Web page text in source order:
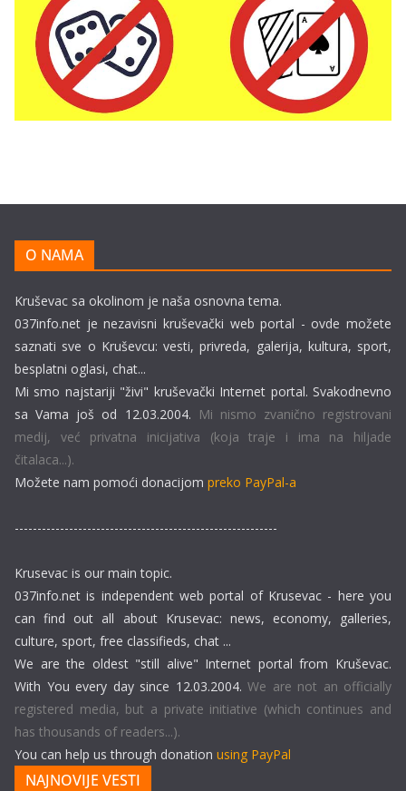
O NAMA
Kruševac sa okolinom je naša osnovna tema.
037info.net je nezavisni kruševački web portal - ovde možete
saznati sve o Kruševcu: vesti, privreda, galerija, kultura, sport,
besplatni oglasi, chat...
Mi smo najstariji "živi" kruševački Internet portal. Svakodnevno
sa Vama još od 12.03.2004. Mi nismo zvanično registrovani
medij, već privatna inicijativa (koja traje i ima na hiljade
čitalaca...).
Možete nam pomoći donacijom preko PayPal-a
----------------------------------------------------------
Krusevac is our main topic.
037info.net is independent web portal of Krusevac - here you
can find out all about Krusevac: news, economy, galleries,
culture, sport, free classifieds, chat ...
We are the oldest "still alive" Internet portal from Kruševac.
With You every day since 12.03.2004. We are not an officially
registered media, but a private initiative (which continues and
has thousands of readers...).
You can help us through donation using PayPal
NAJNOVIJE VESTI